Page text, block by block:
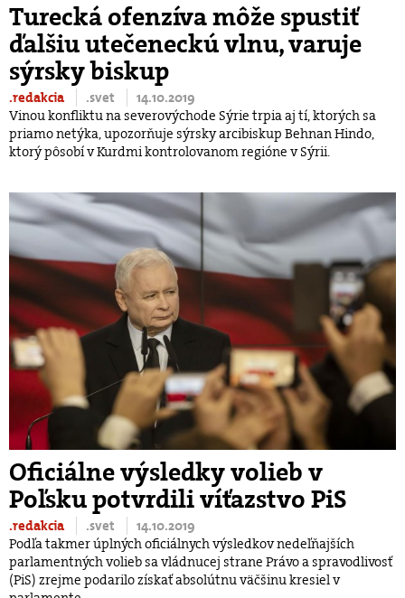
Turecká ofenzíva môže spustiť
ďalšiu utečeneckú vlnu, varuje
sýrsky biskup
.redakcia .svet
14.10.2019
Vinou konfliktu na severovýchode Sýrie trpia aj tí, ktorých sa
priamo netýka, upozorňuje sýrsky arcibiskup Behnan Hindo,
ktorý pôsobí v Kurdmi kontrolovanom regióne v Sýrii.
Oficiálne výsledky volieb v
Poľsku potvrdili víťazstvo PiS
.redakcia .svet
14.10.2019
Podľa takmer úplných oficiálnych výsledkov nedeľňajších
parlamentných volieb sa vládnucej strane Právo a spravodlivosť
(PiS) zrejme podarilo získať absolútnu väčšinu kresiel v